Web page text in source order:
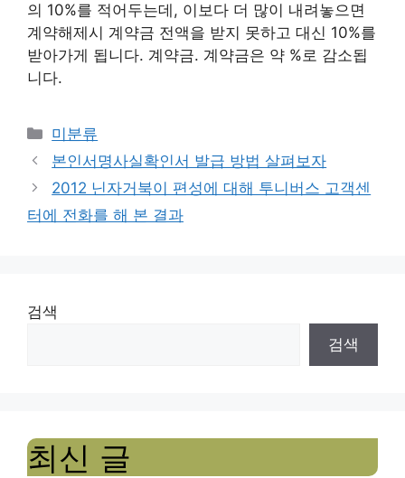
의 10%를 적어두는데, 이보다 더 많이 내려놓으면
계약해제시 계약금 전액을 받지 못하고 대신 10%를
받아가게 됩니다. 계약금. 계약금은 약 %로 감소됩
니다.
Categories
미분류
본인서명사실확인서 발급 방법 살펴보자
2012 닌자거북이 편성에 대해 투니버스 고객센
터에 전화를 해 본 결과
검색
검색
최신 글